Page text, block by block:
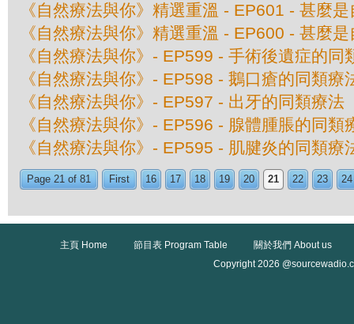
《自然療法與你》精選重溫 - EP601 - 甚麼
《自然療法與你》精選重溫 - EP600 - 甚麼
《自然療法與你》- EP599 - 手術後遺症的同
《自然療法與你》- EP598 - 鵝口瘡的同類療
《自然療法與你》- EP597 - 出牙的同類療法
《自然療法與你》- EP596 - 腺體腫脹的同類
《自然療法與你》- EP595 - 肌腱炎的同類療
Page 21 of 81 First 16 17 18 19 20 21 22 23 24
主頁 Home 節目表 Program Table
關於我們 About us
Copyright 2026